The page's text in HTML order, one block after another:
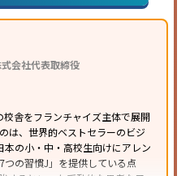
別指導塾アンケート調査方法を参
会社代表取締役
舎をフランチャイズ主体で展開
は、世界的ベストセラーのビジ
の小・中・高校生向けにアレン
の習慣J」を提供している点